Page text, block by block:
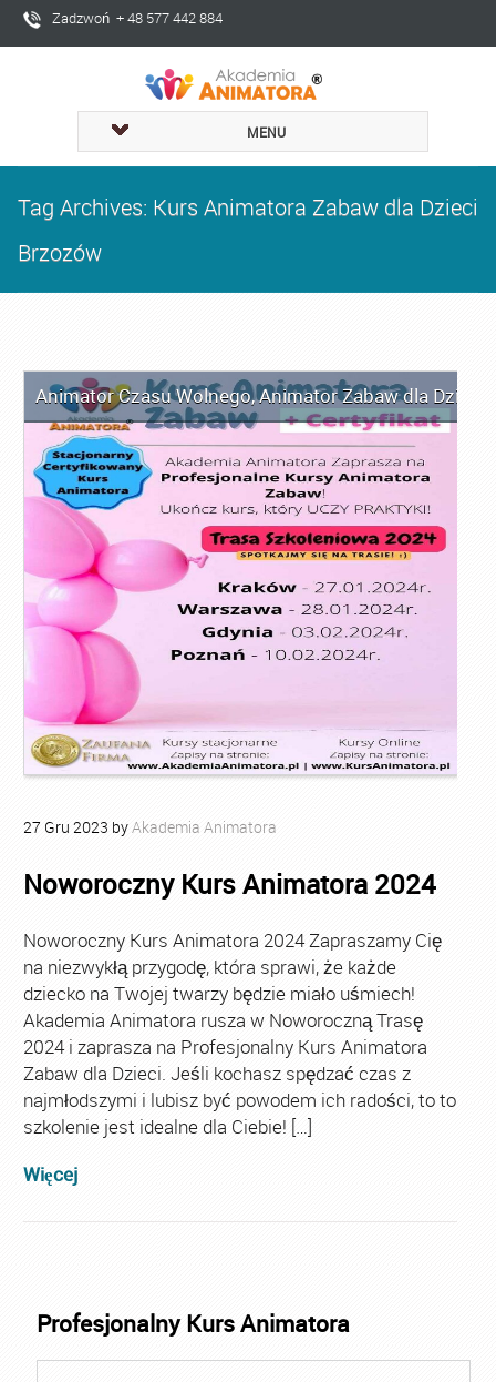
Zadzwoń + 48 577 442 884
MENU
Tag Archives: Kurs Animatora Zabaw dla Dzieci
Brzozów
Animator Czasu Wolnego,Animator Zabaw dla Dzieci
27 Gru 2023 byAkademia Animatora
Noworoczny Kurs Animatora 2024
Noworoczny Kurs Animatora 2024 Zapraszamy Cię
na niezwykłą przygodę, która sprawi, że każde
dziecko na Twojej twarzy będzie miało uśmiech!
Akademia Animatora rusza w Noworoczną Trasę
2024 i zaprasza na Profesjonalny Kurs Animatora
Zabaw dla Dzieci. Jeśli kochasz spędzać czas z
najmłodszymi i lubisz być powodem ich radości, to to
szkolenie jest idealne dla Ciebie! […]
Więcej
Profesjonalny Kurs Animatora